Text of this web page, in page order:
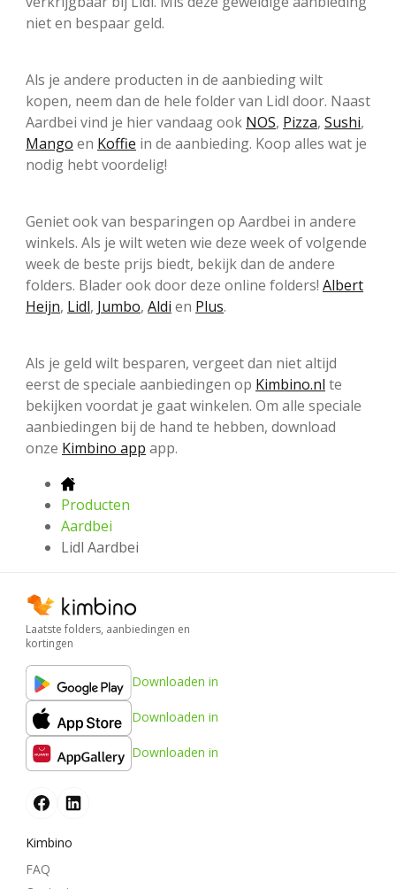
niet en bespaar geld.
Als je andere producten in de aanbieding wilt
kopen, neem dan de hele folder van Lidl door. Naast
Aardbei vind je hier vandaag ook NOS, Pizza, Sushi,
Mango en Koffie in de aanbieding. Koop alles wat je
nodig hebt voordelig!
Geniet ook van besparingen op Aardbei in andere
winkels. Als je wilt weten wie deze week of volgende
week de beste prijs biedt, bekijk dan de andere
folders. Blader ook door deze online folders! Albert
Heijn, Lidl, Jumbo, Aldi en Plus.
Als je geld wilt besparen, vergeet dan niet altijd
eerst de speciale aanbiedingen op Kimbino.nl te
bekijken voordat je gaat winkelen. Om alle speciale
aanbiedingen bij de hand te hebben, download
onze Kimbino app app.
Producten
Aardbei
Lidl Aardbei
Laatste folders, aanbiedingen en
kortingen
Downloaden in
Downloaden in
Downloaden in
Kimbino
FAQ